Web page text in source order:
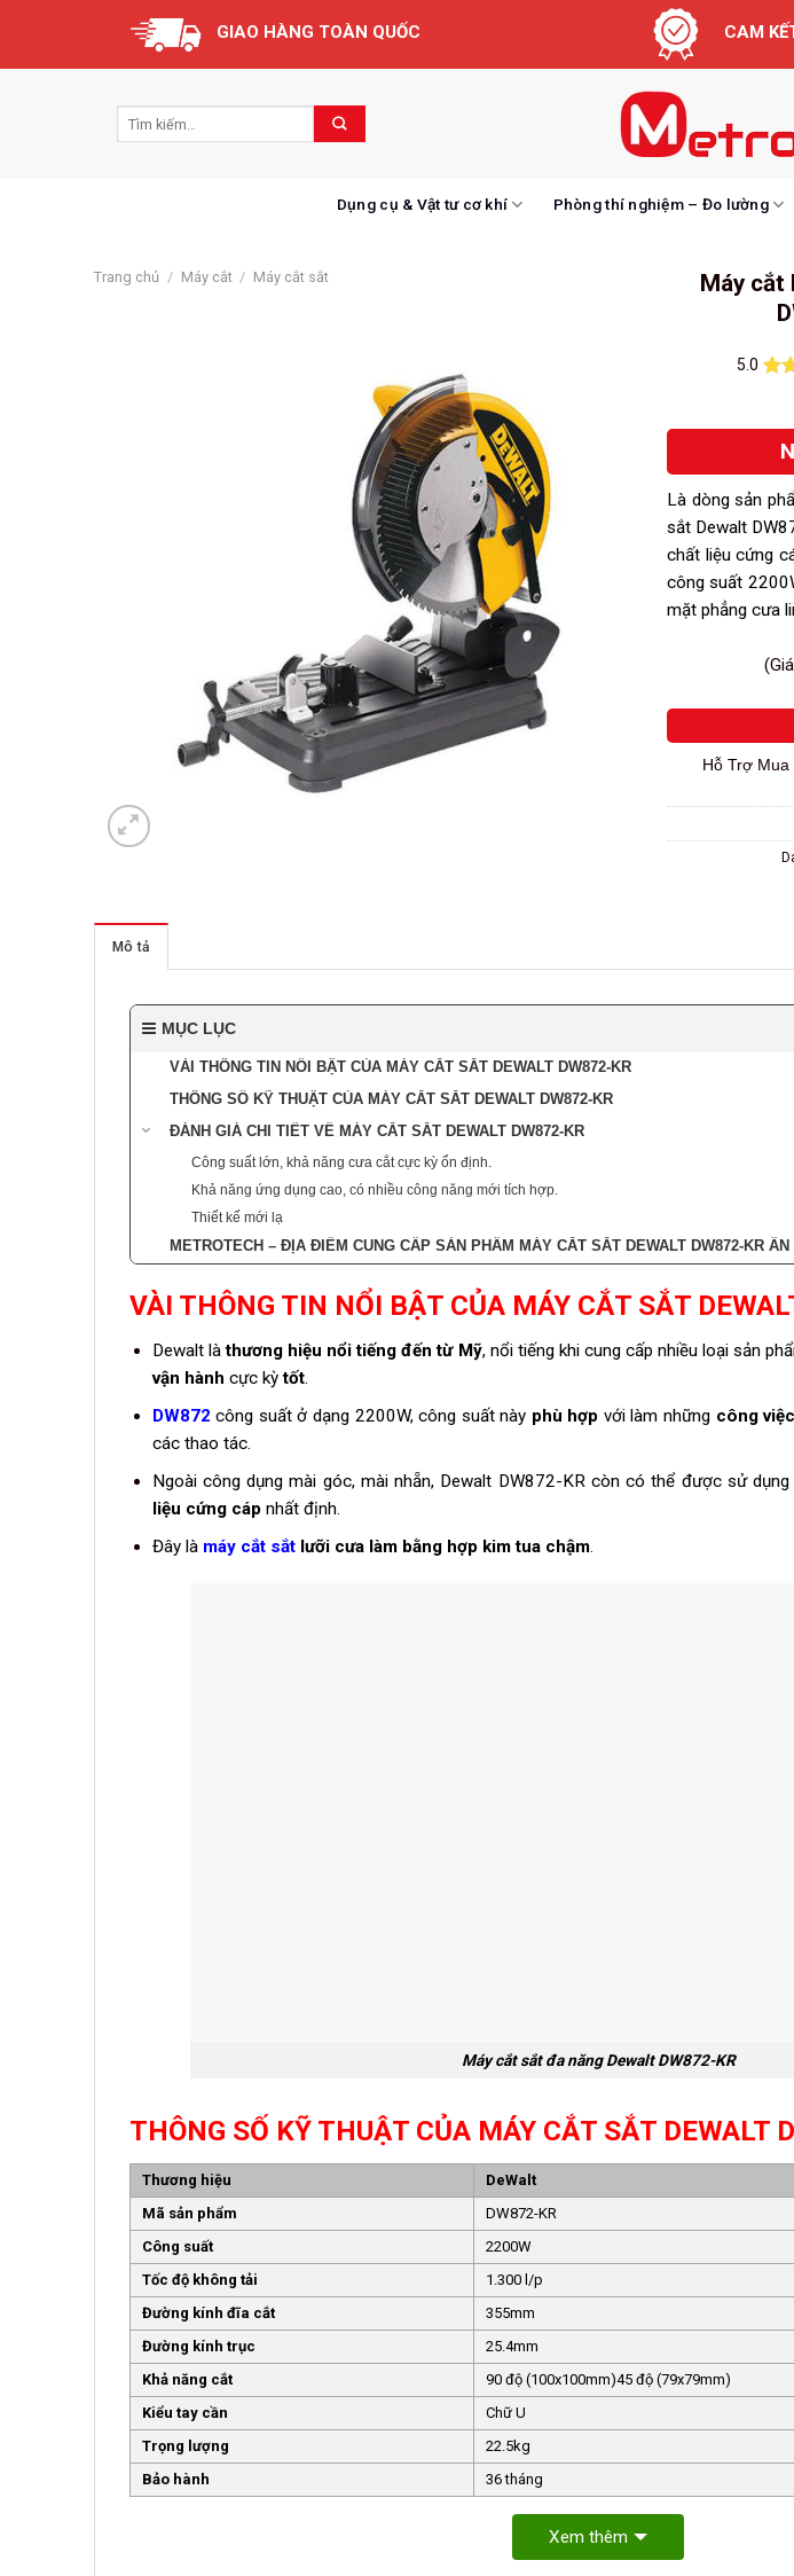
content
GIAO HÀNG TOÀN QUỐC CAM
Dụng cụ & Vật tư cơ khí Phòng thí nghiệm – Đo lường
Trang chủ / Máy cắt / Máy cắt sắt
Máy cắt
5.0
Là dòng sản
sắt Dewalt
chất liệu cứng
công suất
mặt phẳng cưa
Hỗ Trợ
Mô tả
MỤC LỤC
VÀI THÔNG TIN NỔI BẬT CỦA MÁY CẮT SẮT DEWALT DW872-KR
THÔNG SỐ KỸ THUẬT CỦA MÁY CẮT SẮT DEWALT DW872-KR
ĐÁNH GIÁ CHI TIẾT VỀ MÁY CẮT SẮT DEWALT DW872-KR
Công suất lớn, khả năng cưa cắt cực kỳ ổn định.
Khả năng ứng dụng cao, có nhiều công năng mới tích hợp.
Thiết kế mới lạ
METROTECH – ĐỊA ĐIỂM CUNG CẤP SẢN PHẨM MÁY CẮT SẮT DEWALT DW872-KR
VÀI THÔNG TIN NỔI BẬT CỦA MÁY CẮT SẮT
Dewalt làthương hiệu nổi tiếng đến từ Mỹ, nổi tiếng khi cung cấp nhiều loại sản
vận hành cực kỳtốt.
DW872 công suất ở dạng 2200W, công suất này phù hợp với làm những công
các thao tác.
Ngoài công dụng mài góc, mài nhẵn, Dewalt DW872-KR còn có thể được sử
liệu cứng cáp nhất định.
Đây là máy cắt sắtlưỡi cưa làm bằng hợp kim tua chậm.
Máy cắt sắt đa năng Dewalt DW872-KR
THÔNG SỐ KỸ THUẬT CỦA MÁY CẮT SẮT DEWALT
Thương hiệu
DeWalt
Mã sản phẩm
DW872-KR
Công suất
2200W
Tốc độ không tải
1.300 l/p
Đường kính đĩa cắt
355mm
Đường kính trục
25.4mm
Khả năng cắt
90 độ (100x100mm)45 độ (79x79mm)
Kiểu tay cần
Chữ U
Trọng lượng
22.5kg
Bảo hành
36 tháng
Xem thêm